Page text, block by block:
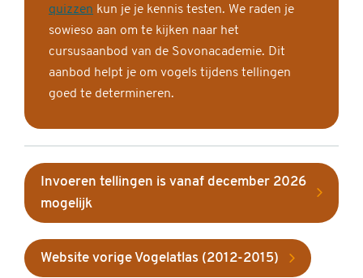
quizzen kun je je kennis testen. We raden je
sowieso aan om te kijken naar het
cursusaanbod van de Sovonacademie. Dit
aanbod helpt je om vogels tijdens tellingen
goed te determineren.
Invoeren tellingen is vanaf december 2026
mogelijk
Website vorige Vogelatlas (2012-2015)